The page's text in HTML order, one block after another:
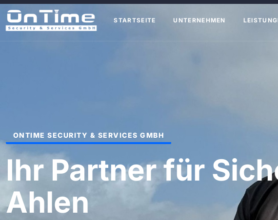
STARTSEITE UNTERNEHMEN
ONTIME SECURITY & SERVICES GMBH
Ihr Partner für
Ahlen